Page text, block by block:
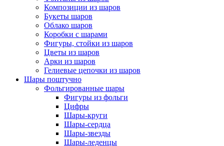
Композиции из шаров
Букеты шаров
Облако шаров
Коробки с шарами
Фигуры, стойки из шаров
Цветы из шаров
Арки из шаров
Гелиевые цепочки из шаров
Шары поштучно
Фольгированные шары
Фигуры из фольги
Цифры
Шары-круги
Шары-сердца
Шары-звезды
Шары-леденцы